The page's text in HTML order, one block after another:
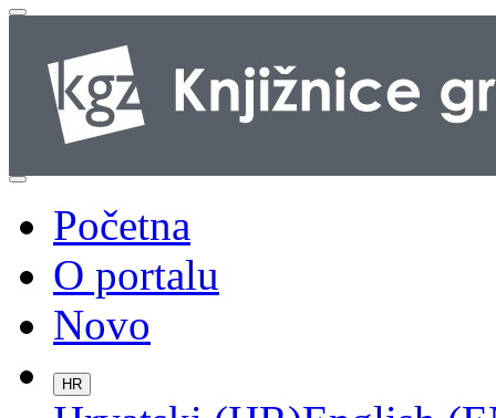
Početna
O portalu
Novo
HR